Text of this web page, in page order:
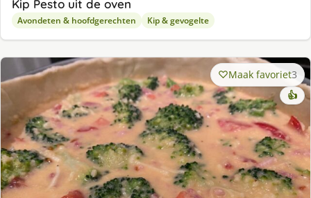
Kip Pesto uit de oven
Avondeten & hoofdgerechten Kip & gevogelte
Maak favoriet3
👍